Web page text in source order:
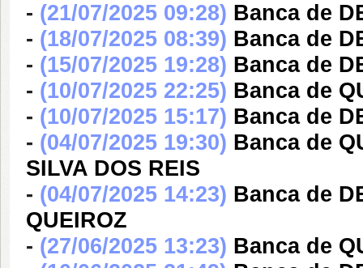
- (21/07/2025 09:28) Banca de
- (18/07/2025 08:39) Banca de
- (15/07/2025 19:28) Banca de
- (10/07/2025 22:25) Banca de
- (10/07/2025 15:17) Banca de
- (04/07/2025 19:30) Banca de
SILVA DOS REIS
- (04/07/2025 14:23) Banca de
QUEIROZ
- (27/06/2025 13:23) Banca de